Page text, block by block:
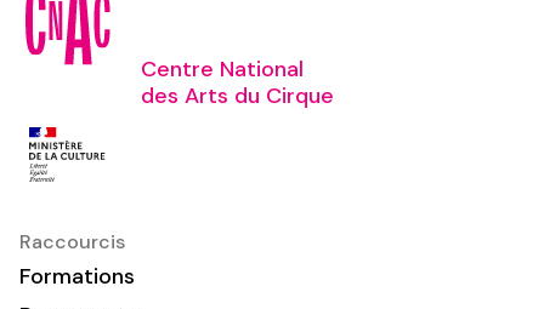
Centre National
des Arts du Cirque
Raccourcis
Formations